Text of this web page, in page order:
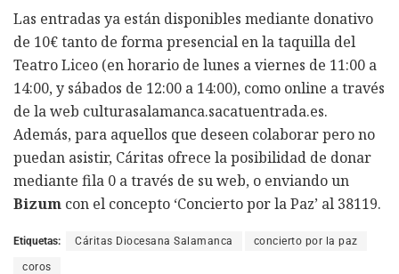
Las entradas ya están disponibles mediante donativo
de 10€ tanto de forma presencial en la taquilla del
Teatro Liceo (en horario de lunes a viernes de 11:00 a
14:00, y sábados de 12:00 a 14:00), como online a través
de la web culturasalamanca.sacatuentrada.es.
Además, para aquellos que deseen colaborar pero no
puedan asistir, Cáritas ofrece la posibilidad de donar
mediante fila 0 a través de su web, o enviando un
Bizum con el concepto ‘Concierto por la Paz’ al 38119.
Etiquetas: Cáritas Diocesana Salamanca concierto por la paz
coros